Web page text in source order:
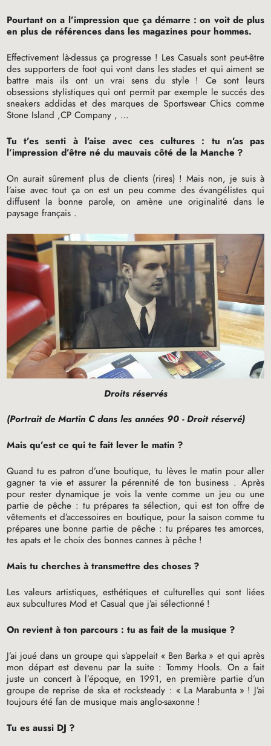
Pourtant on a l’impression que ça démarre : on voit de plus
en plus de références dans les magazines pour hommes.
Effectivement là-dessus ça progresse ! Les Casuals sont peut-être
des supporters de foot qui vont dans les stades et qui aiment se
battre mais ils ont un vrai sens du style ! Ce sont leurs
obsessions stylistiques qui ont permit par exemple le succés des
sneakers addidas et des marques de Sportswear Chics comme
Stone Island ,CP Company , …
Tu t’es senti à l’aise avec ces cultures : tu n’as pas
l’impression d’être né du mauvais côté de la Manche ?
On aurait sûrement plus de clients (rires) ! Mais non, je suis à
l’aise avec tout ça on est un peu comme des évangélistes qui
diffusent la bonne parole, on amène une originalité dans le
paysage français .
Droits réservés
(Portrait de Martin C dans les années 90 - Droit réservé)
Mais qu’est ce qui te fait lever le matin ?
Quand tu es patron d’une boutique, tu lèves le matin pour aller
gagner ta vie et assurer la pérennité de ton business . Après
pour rester dynamique je vois la vente comme un jeu ou une
partie de pêche : tu prépares ta sélection, qui est ton offre de
vêtements et d’accessoires en boutique, pour la saison comme tu
prépares une bonne partie de pêche : tu prépares tes amorces,
tes apats et le choix des bonnes cannes à pêche !
Mais tu cherches à transmettre des choses ?
Les valeurs artistiques, esthétiques et culturelles qui sont liées
aux subcultures Mod et Casual que j’ai sélectionné !
On revient à ton parcours : tu as fait de la musique ?
J’ai joué dans un groupe qui s’appelait « Ben Barka » et qui après
mon départ est devenu par la suite : Tommy Hools. On a fait
juste un concert à l’époque, en 1991, en première partie d’un
groupe de reprise de ska et rocksteady : « La Marabunta » ! J’ai
toujours été fan de musique mais anglo-saxonne !
Tu es aussi DJ ?